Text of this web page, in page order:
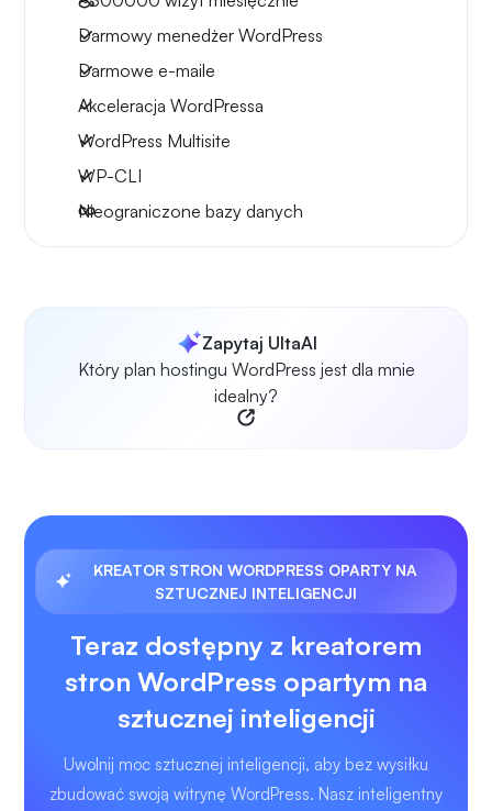
Darmowy menedżer WordPress
Darmowe e-maile
Akceleracja WordPressa
WordPress Multisite
WP-CLI
Nieograniczone bazy danych
Zapytaj UltaAI
Który plan hostingu WordPress jest dla mnie
idealny?
KREATOR STRON WORDPRESS OPARTY NA
SZTUCZNEJ INTELIGENCJI
Teraz dostępny z kreatorem
stron WordPress opartym na
sztucznej inteligencji
Uwolnij moc sztucznej inteligencji, aby bez wysiłku
zbudować swoją witrynę WordPress. Nasz inteligentny